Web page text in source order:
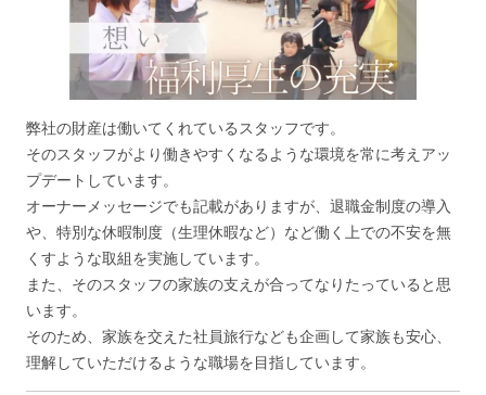
弊社の財産は働いてくれているスタッフです。
そのスタッフがより働きやすくなるような環境を常に考えアッ
プデートしています。
オーナーメッセージでも記載がありますが、退職金制度の導入
や、特別な休暇制度（生理休暇など）など働く上での不安を無
くすような取組を実施しています。
また、そのスタッフの家族の支えが合ってなりたっていると思
います。
そのため、家族を交えた社員旅行なども企画して家族も安心、
理解していただけるような職場を目指しています。